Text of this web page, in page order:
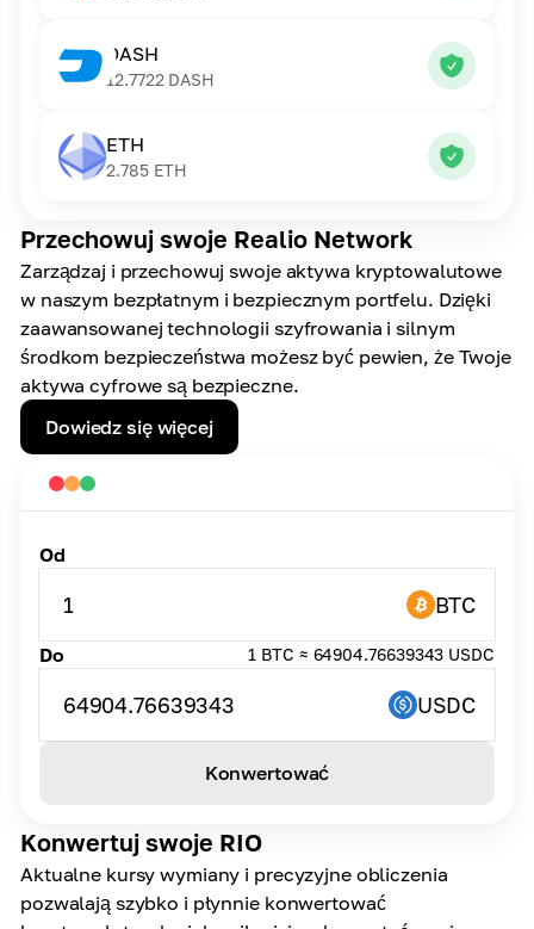
Przechowuj swoje Realio Network
Zarządzaj i przechowuj swoje aktywa kryptowalutowe
w naszym bezpłatnym i bezpiecznym portfelu. Dzięki
zaawansowanej technologii szyfrowania i silnym
środkom bezpieczeństwa możesz być pewien, że Twoje
aktywa cyfrowe są bezpieczne.
Dowiedz się więcej
DASH
12.7722 DASH
ETH
2.785 ETH
Konwertuj swoje RIO
Aktualne kursy wymiany i precyzyjne obliczenia
pozwalają szybko i płynnie konwertować
Od
1 BTC
Do 1 BTC ≈ 64904.76639343 USDC
64904.76639343 USDC
Konwertować